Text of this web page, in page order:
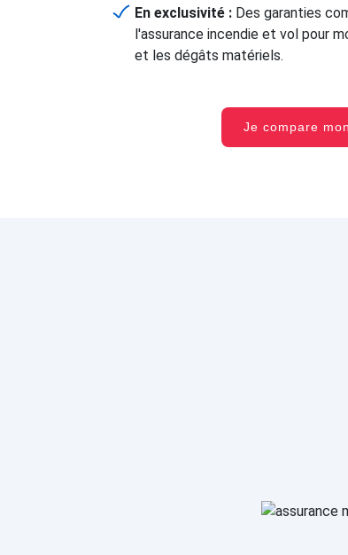
En exclusivité : Des garanties
l'assurance incendie et vol pour
et les dégâts matériels.
Je compare